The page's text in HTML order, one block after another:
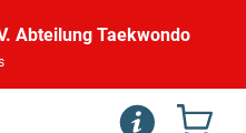
Abteilung Taekwondo